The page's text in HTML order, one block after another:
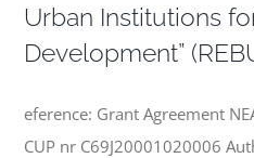
Urban Institutions
Development”
eference: Grant Agreement
CUP nr C69J20001020006